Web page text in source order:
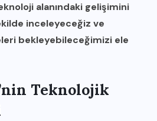
alanındaki gelişimini
inceleyeceğiz ve
bekleyebileceğimizi ele
Teknolojik